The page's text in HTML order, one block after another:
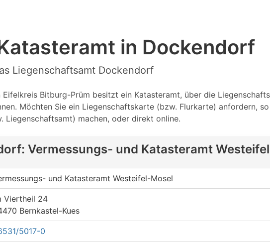
in Dockendorf
Liegenschaftsamt Dockendorf
Bitburg-Prüm besitzt ein Katasteramt, über die
Möchten Sie ein Liegenschaftskarte (bzw. Flurkarte) anfordern,
Liegenschaftsamt) machen, oder direkt online.
Vermessungs- und Katasteramt
und Katasteramt Westeifel-Mosel
Viertheil 24
Bernkastel-Kues
5017-0